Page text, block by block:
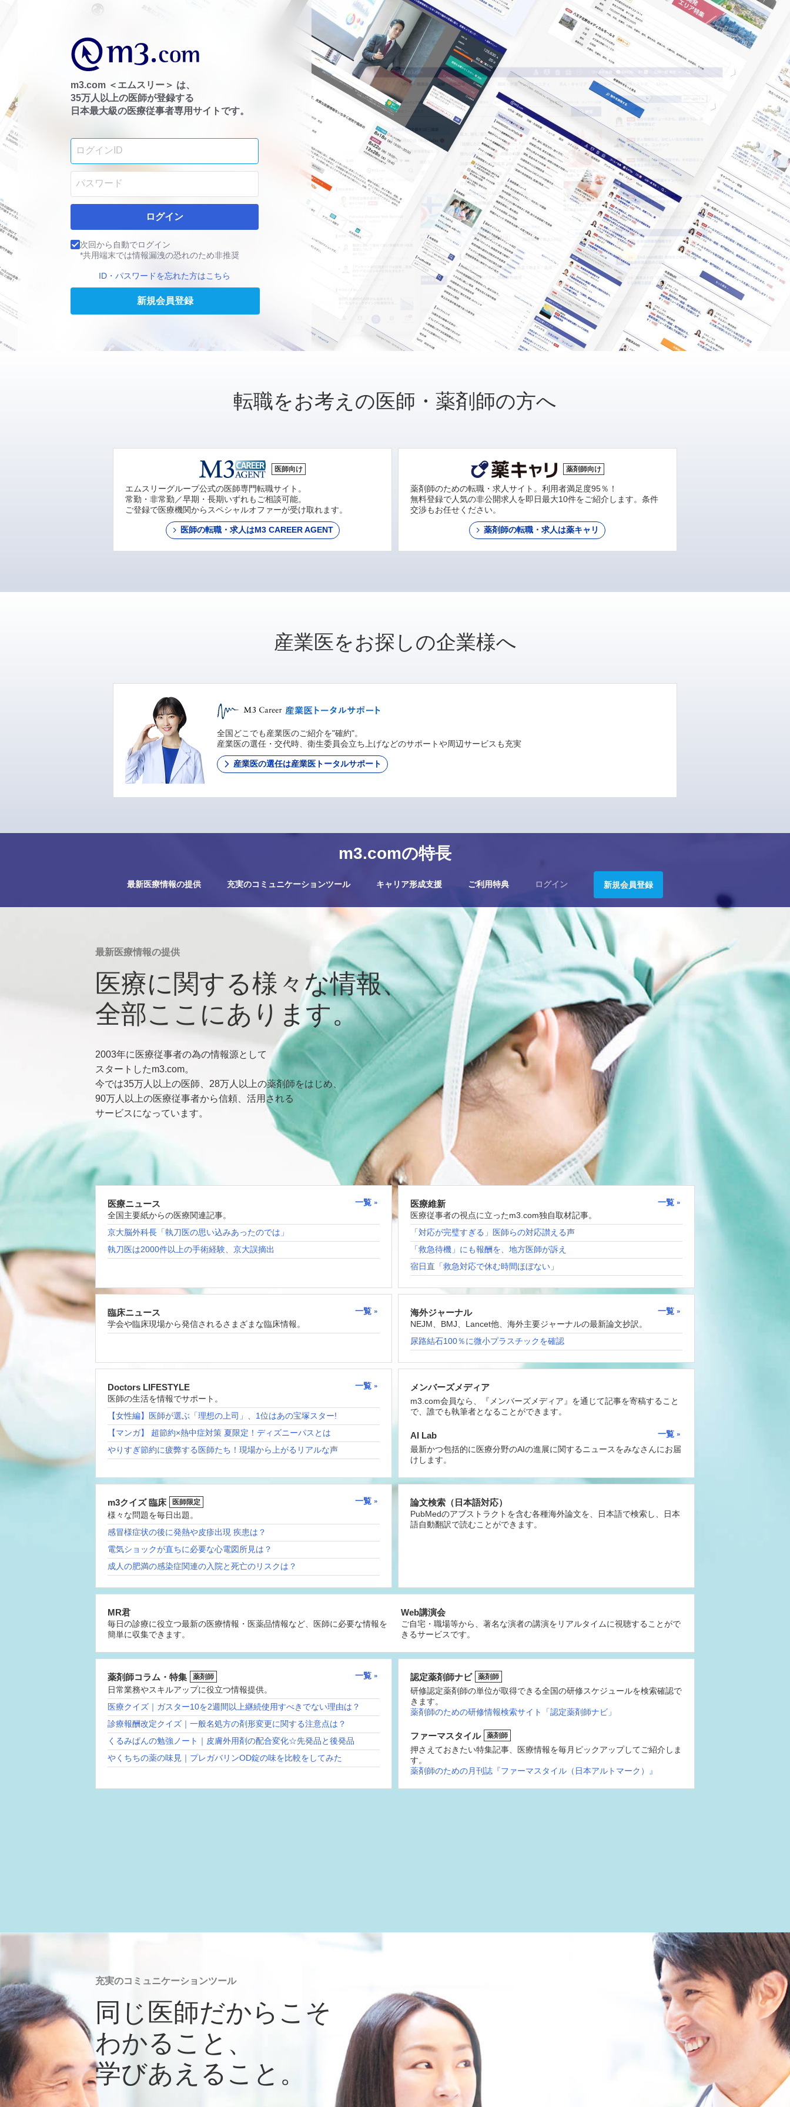
m3.comの特長
最新医療情報の提供 充実のコミュニケーションツール キャリア形成支援 ご利用特典 ログイン 新規会員登録
m3.com ＜エムスリー＞ は、
35万人以上の医師が登録する
日本最大級の医療従事者専用サイトです。
ログイン
次回から自動でログイン
*共用端末では情報漏洩の恐れのため非推奨
ID・パスワードを忘れた方はこちら
新規会員登録
転職をお考えの医師・薬剤師の方へ
医師向け
エムスリーグループ公式の医師専門転職サイト。
常勤・非常勤／早期・長期いずれもご相談可能。
ご登録で医療機関からスペシャルオファーが受け取れます。
医師の転職・求人はM3 CAREER AGENT
薬剤師向け
薬剤師のための転職・求人サイト。利用者満足度95％！
無料登録で人気の非公開求人を即日最大10件をご紹介します。条件
交渉もお任せください。
薬剤師の転職・求人は薬キャリ
産業医をお探しの企業様へ
全国どこでも産業医のご紹介を"確約"。
産業医の選任・交代時、衛生委員会立ち上げなどのサポートや周辺サービスも充実
産業医の選任は産業医トータルサポート
最新医療情報の提供
医療に関する様々な情報、
全部ここにあります。
2003年に医療従事者の為の情報源として
スタートしたm3.com。
今では35万人以上の医師、28万人以上の薬剤師をはじめ、
90万人以上の医療従事者から信頼、活用される
サービスになっています。
医療ニュース
一覧
全国主要紙からの医療関連記事。
京大脳外科長「執刀医の思い込みあったのでは」
執刀医は2000件以上の手術経験、京大誤摘出
医療維新
一覧
医療従事者の視点に立ったm3.com独自取材記事。
「対応が完璧すぎる」医師らの対応讃える声
「救急待機」にも報酬を、地方医師が訴え
宿日直「救急対応で休む時間ほぼない」
臨床ニュース
一覧
学会や臨床現場から発信されるさまざまな臨床情報。
海外ジャーナル
一覧
NEJM、BMJ、Lancet他、海外主要ジャーナルの最新論文抄訳。
尿路結石100％に微小プラスチックを確認
Doctors LIFESTYLE
一覧
医師の生活を情報でサポート。
【女性編】医師が選ぶ「理想の上司」、1位はあの宝塚スター!
【マンガ】 超節約×熱中症対策 夏限定！ディズニーパスとは
やりすぎ節約に疲弊する医師たち！現場から上がるリアルな声
メンバーズメディア
m3.com会員なら、『メンバーズメディア』を通じて記事を寄稿すること
で、誰でも執筆者となることができます。
AI Lab
一覧
最新かつ包括的に医療分野のAIの進展に関するニュースをみなさんにお届
けします。
m3クイズ 臨床 医師限定
一覧
様々な問題を毎日出題。
感冒様症状の後に発熱や皮疹出現 疾患は？
電気ショックが直ちに必要な心電図所見は？
成人の肥満の感染症関連の入院と死亡のリスクは？
論文検索（日本語対応）
PubMedのアブストラクトを含む各種海外論文を、日本語で検索し、日本
語自動翻訳で読むことができます。
MR君
毎日の診療に役立つ最新の医療情報・医薬品情報など、医師に必要な情報を
簡単に収集できます。
Web講演会
ご自宅・職場等から、著名な演者の講演をリアルタイムに視聴することがで
きるサービスです。
薬剤師コラム・特集 薬剤師
一覧
日常業務やスキルアップに役立つ情報提供。
医療クイズ｜ガスター10を2週間以上継続使用すべきでない理由は？
診療報酬改定クイズ｜一般名処方の剤形変更に関する注意点は？
くるみぱんの勉強ノート｜皮膚外用剤の配合変化☆先発品と後発品
やくちちの薬の味見｜プレガバリンOD錠の味を比較をしてみた
認定薬剤師ナビ 薬剤師
研修認定薬剤師の単位が取得できる全国の研修スケジュールを検索確認で
きます。
薬剤師のための研修情報検索サイト「認定薬剤師ナビ」
ファーマスタイル 薬剤師
押さえておきたい特集記事、医療情報を毎月ピックアップしてご紹介しま
す。
薬剤師のための月刊誌『ファーマスタイル（日本アルトマーク）』
充実のコミュニケーションツール
同じ医師だからこそ
わかること、
学びあえること。